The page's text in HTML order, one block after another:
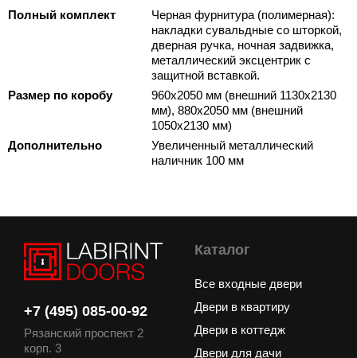
Полный комплект
Черная фурнитура (полимерная):
накладки сувальдные со шторкой,
дверная ручка, ночная задвижка,
металлический эксцентрик с
защитной вставкой.
Размер по коробу
960х2050 мм (внешний 1130х2130
мм), 880х2050 мм (внешний
1050х2130 мм)
Дополнительно
Увеличенный металлический
наличник 100 мм
+7 (495) 085-00-92
Рязанский проспект 2
корп. 3
Каталог
Все входные двери
Двери в квартиру
Двери в коттедж
Двери для дачи